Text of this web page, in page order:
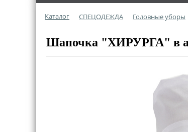
Каталог СПЕЦОДЕЖДА Головные уборы
Шапочка "ХИРУРГА" в